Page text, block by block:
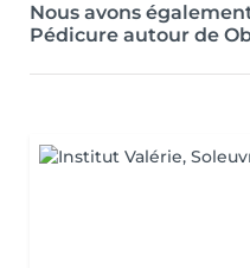
Nous avons
Pédicure autour de